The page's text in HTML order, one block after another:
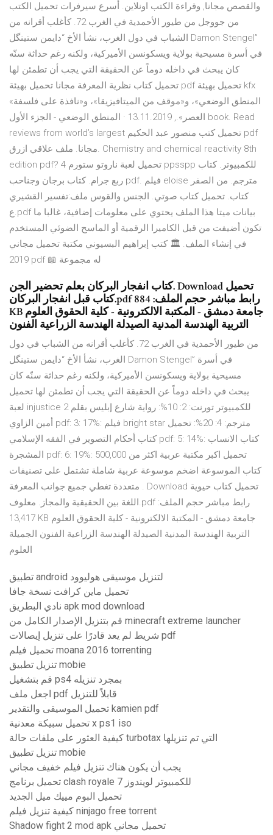
والقصص مجانا, وقراءة الكتب اونلاين. أسرع سيرفرات تحميل الكتب
من جووجل من طيور الأحمدية في الغرب 72. كأغلب أقرانه من
الشباب في دول الغرب، نشأ الأخ “دايمن ستينگل Damon Stengel”
في أسرة مسيحية بولاية ويسكونسن الأميركية، ولكنه رغم حداثة سنّه
كان يبحث في داخله دوماً عن الحقيقة التي يجب أن تطمئن لها
تحميل كتاب نظرية المعرفة مجانا تحميل بهيئة pdf تحميل بهيئة kfx
«المنطق الوضعي»، و«موقف من الميتافيزيقا»، و«نافذة على فلسفة
العصر»., 13.11.2019 · المنطق الوضعي - الجزء الأول book. Read
reviews from world’s largest تحميل كتب منصور عبد الحكيم pdf
مجانا. ملف علاقي ازرق. Chemistry and chemical reactivity 8th
edition pdf? تحميل لعبة ناروتو ستورم 4 ppsspp للكمبيوتر. كتاب
ربع جرام. كتاب برجان وجناحب pdf. فيلم eloise مترجم. من الصفر
كتاب. تحميل كتاب صوتي. الجنس والقوس ملف:تفسير القشيري
ع.pdf بيانات ميتا هذا الملف يحتوي على معلومات إضافية، غالبا ما
تكون أضيفت من قبل الكاميرا الرقمية أو الماسح الضوئي المستخدم
في إنشاء الملف. 🏛 كتب إبراهيم البسيوني مكتبة تحميل مجاني
2019 pdf 📖 له مجموعة
كتاب انفجار البركان بعلم تحضير الجن. Download تحميل
كتاب قبل انفجار البركان.pdf رابط مباشر حجم الملف: 884
KB جامعة دمشق - المكتبة الالكترونية - كلية الحقوق العلوم
التربية الهندسة المدنية الصيدلة الهندسة الزراعية الفنون
من طيور الأحمدية في الغرب 72. كأغلب أقرانه من الشباب في دول
الغرب، نشأ الأخ “دايمن ستينگل Damon Stengel” في أسرة
مسيحية بولاية ويسكونسن الأميركية، ولكنه رغم حداثة سنّه كان
يبحث في داخله دوماً عن الحقيقة التي يجب أن تطمئن لها تحميل
لعبة injustice 2 للكمبيوتر تورنت: 2: 10%: رواية شارع إبليس بقلم
أمين الزاوي pdf: 3: 17%: فيلم bright star مترجم: 4: 20%: تحميل
كتاب أحكام التصوير في الفقه الإسلامي pdf: 5: 14%: كتاب الانساب
المشجرة pdf: 6: 19%: تحميل اكبر مكتبة عربية اكثر من 500,000
كتاب الموسوعة اضخم موسوعة عربية شاملة تشتمل على تصنيفات
متعددة تغطي جميع جوانب المعرفة . Download تحميل كتاب حيوية
اللغة بين الحقيقية والمجاز. معلوف.pdf رابط مباشر حجم الملف:
13,417 KB جامعة دمشق - المكتبة الالكترونية - كلية الحقوق العلوم
التربية الهندسة المدنية الصيدلة الهندسة الزراعية الفنون الجميلة
العلوم
تطبيق android لتنزيل موسيقى هوليوود
تحميل ماين كرافت نسخة جافا
نادي البطريق apk mod download
قم بتنزيل الإصدار الكامل من minecraft extreme launcher
شريط لم يعد قادرًا على تنزيل إيصالات pdf
تحميل فيلم moana 2016 torrenting
تنزيل تطبيق mobie
قم بتشغيل ps4 بمجرد تنزيله
اجعل ملف pdf قابلاً للتنزيل
تحميل الموسيقى والتقدير kamien pdf
تحميل سبيكة معدنية x ps1 iso
كيفية العثور على ملفات حالة turbotax التي تم تنزيلها
تنزيل تطبيق mobie
يجب أن يكون هناك تنزيل فيلم خفيف مجاني
تحميل برنامج clash royale للكمبيوتر لويندوز 7
تحميل البوم مييك ميل الجديد
كيفية تنزيل فيلم ninjago free torrent
Shadow fight 2 mod apk تحميل مجاني